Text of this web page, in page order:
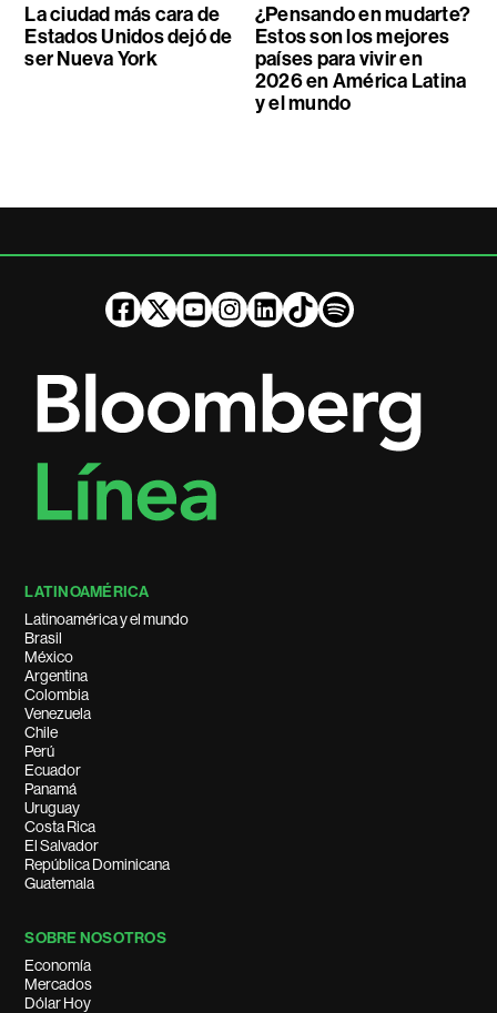
La ciudad más cara de
Estados Unidos dejó de
ser Nueva York
¿Pensando en mudarte?
Estos son los mejores
países para vivir en
2026 en América Latina
y el mundo
LATINOAMÉRICA
Latinoamérica y el mundo
Brasil
México
Argentina
Colombia
Venezuela
Chile
Perú
Ecuador
Panamá
Uruguay
Costa Rica
El Salvador
República Dominicana
Guatemala
SOBRE NOSOTROS
Economía
Mercados
Dólar Hoy